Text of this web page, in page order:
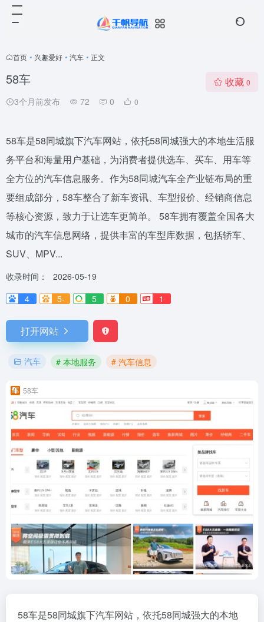
首页 • 兴趣爱好 • 汽车 • 正文
58车
3个月前发布 72 0 0
收藏 0
58车是58同城旗下汽车网站，依托58同城强大的本地生活服
务平台和海量用户基础，为消费者提供选车、买车、用车等
全方位的汽车信息服务。作为58同城汽车全产业链布局的重
要组成部分，58车整合了新车资讯、车型报价、经销商信息
等核心资源，致力于让选车更简单。 58车拥有覆盖全国各大
城市的汽车信息网络，提供丰富的车型库数据，包括轿车、
SUV、MPV...
收录时间：
2026-05-19
4
5- 5 0 1
打开网站
汽车 # 本地服务 # 汽车信息
58车
58车是58同城旗下汽车网站，依托58同城强大的本地